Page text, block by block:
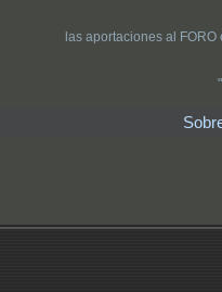
las aportaciones al